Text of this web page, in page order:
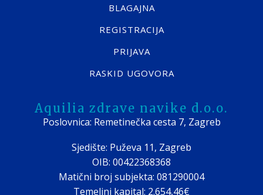
BLAGAJNA
REGISTRACIJA
PRIJAVA
RASKID UGOVORA
Aquilia zdrave navike d.o.o.
Poslovnica: Remetinečka cesta 7, Zagreb
Sjedište: Puževa 11, Zagreb
OIB: 00422368368
Matični broj subjekta: 081290004
Temeljni kapital: 2.654,46€